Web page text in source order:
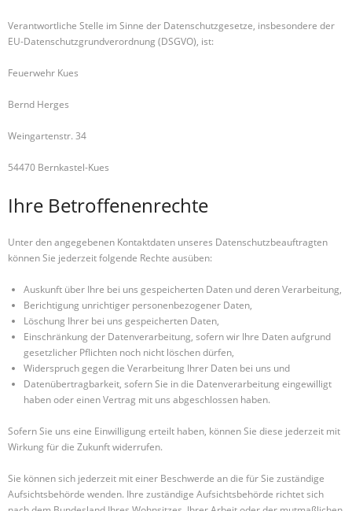
Verantwortliche Stelle im Sinne der Datenschutzgesetze, insbesondere der
EU-Datenschutzgrundverordnung (DSGVO), ist:
Feuerwehr Kues
Bernd Herges
Weingartenstr. 34
54470 Bernkastel-Kues
Ihre Betroffenenrechte
Unter den angegebenen Kontaktdaten unseres Datenschutzbeauftragten
können Sie jederzeit folgende Rechte ausüben:
Auskunft über Ihre bei uns gespeicherten Daten und deren Verarbeitung,
Berichtigung unrichtiger personenbezogener Daten,
Löschung Ihrer bei uns gespeicherten Daten,
Einschränkung der Datenverarbeitung, sofern wir Ihre Daten aufgrund
gesetzlicher Pflichten noch nicht löschen dürfen,
Widerspruch gegen die Verarbeitung Ihrer Daten bei uns und
Datenübertragbarkeit, sofern Sie in die Datenverarbeitung eingewilligt
haben oder einen Vertrag mit uns abgeschlossen haben.
Sofern Sie uns eine Einwilligung erteilt haben, können Sie diese jederzeit mit
Wirkung für die Zukunft widerrufen.
Sie können sich jederzeit mit einer Beschwerde an die für Sie zuständige
Aufsichtsbehörde wenden. Ihre zuständige Aufsichtsbehörde richtet sich